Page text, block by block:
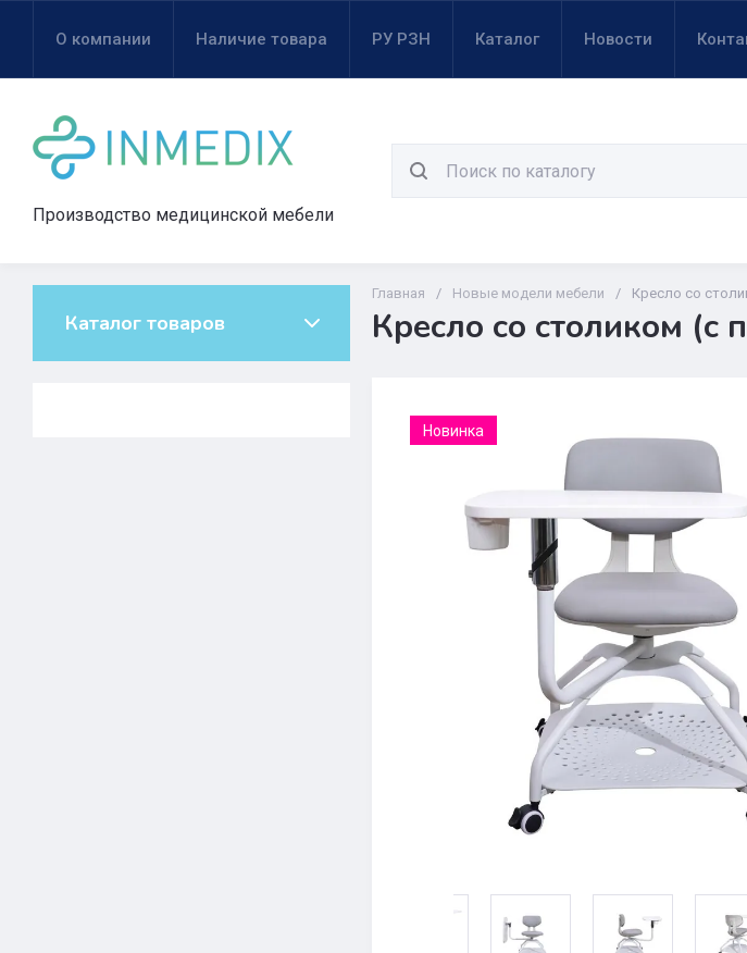
О компании Наличие товара РУ РЗН Каталог Новости
Производство медицинской мебели
Каталог товаров
Главная / Новые модели мебели / Кресло со
Кресло со столиком (с
Новинка